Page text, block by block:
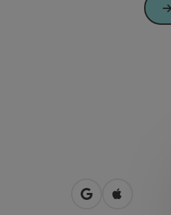
in Google Maps
in Apple